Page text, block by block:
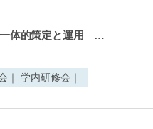
体的策定と運用 …
｜ 学内研修会｜